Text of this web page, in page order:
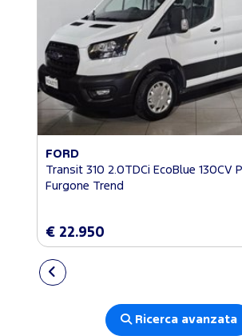
FORD
Transit 310 2.0TDCi EcoBlue 130CV
Furgone Trend
€ 22.950
Ricerca avanzata